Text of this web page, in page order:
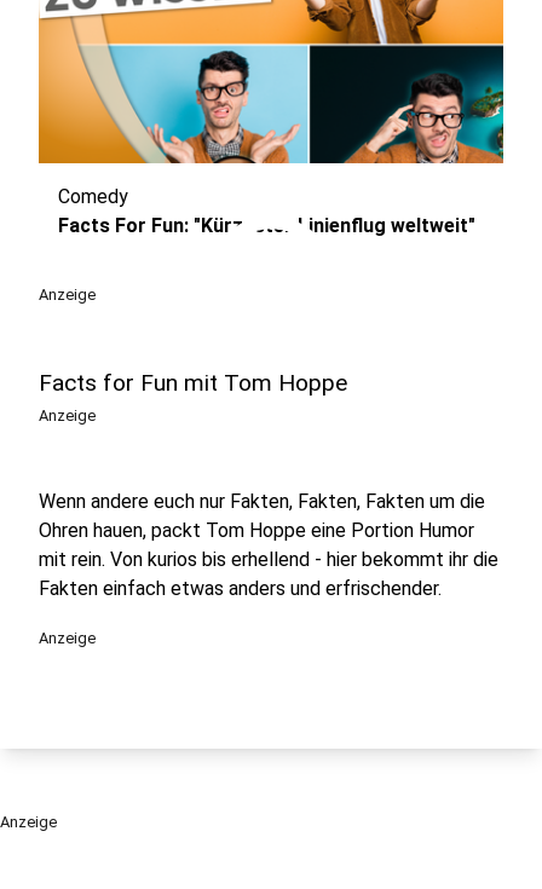
play_circle
Comedy
Facts For Fun: "Kürzester Linienflug weltweit"
Anzeige
Facts for Fun mit Tom Hoppe
Anzeige
Wenn andere euch nur Fakten, Fakten, Fakten um die
Ohren hauen, packt Tom Hoppe eine Portion Humor
mit rein. Von kurios bis erhellend - hier bekommt ihr die
Fakten einfach etwas anders und erfrischender.
Anzeige
Anzeige